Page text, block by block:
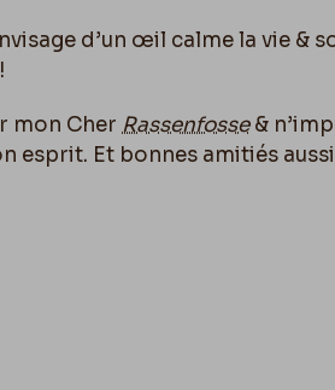
d’un œil calme la vie &
mon Cher Rassenfosse&
esprit. Et bonnes amitiés